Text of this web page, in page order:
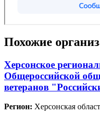
Похожие
Херсонское
Общероссийской
ветеранов
Регион: Херсонская